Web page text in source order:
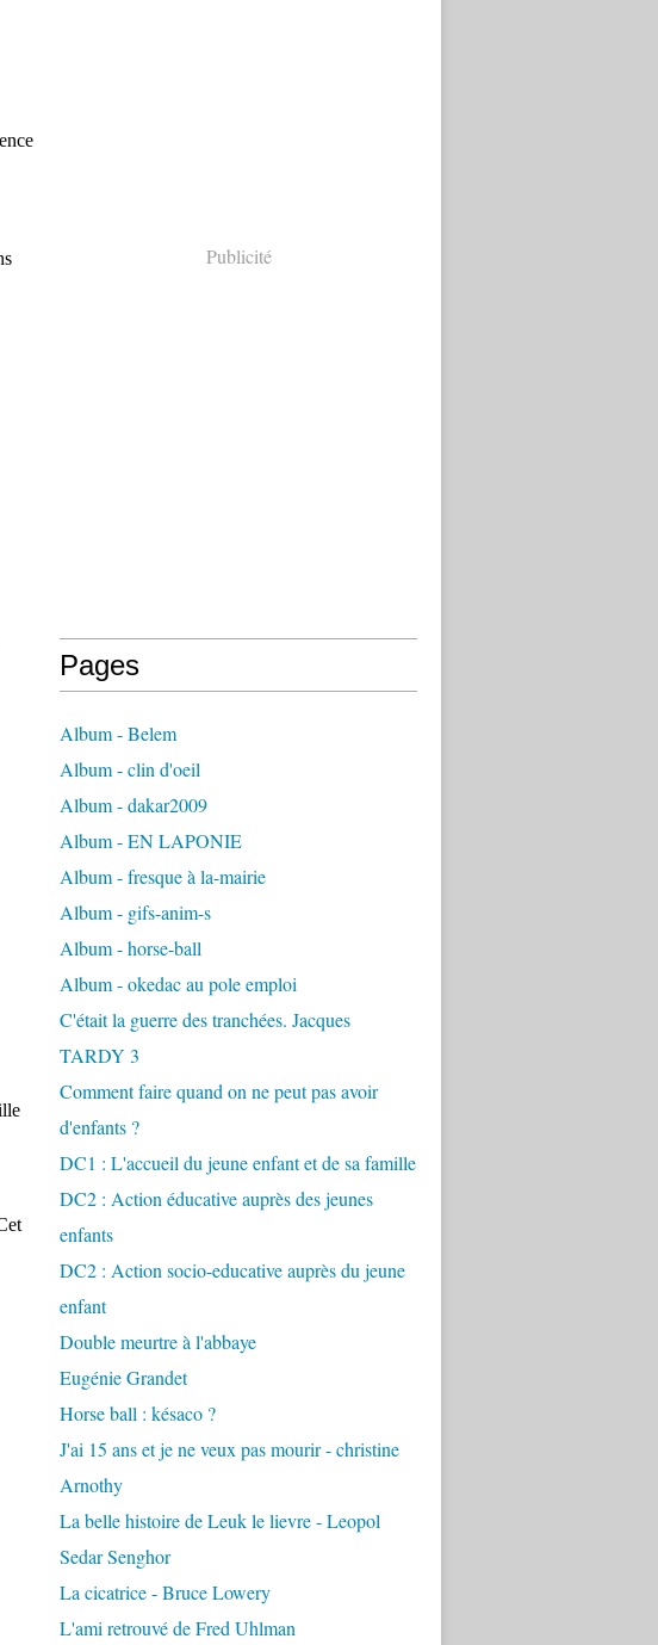
Publicité
Pages
Album - Belem
Album - clin d'oeil
Album - dakar2009
Album - EN LAPONIE
Album - fresque à la-mairie
Album - gifs-anim-s
Album - horse-ball
Album - okedac au pole emploi
C'était la guerre des tranchées. Jacques
TARDY 3
Comment faire quand on ne peut pas avoir
d'enfants ?
DC1 : L'accueil du jeune enfant et de sa famille
DC2 : Action éducative auprès des jeunes
enfants
DC2 : Action socio-educative auprès du jeune
enfant
Double meurtre à l'abbaye
Eugénie Grandet
Horse ball : késaco ?
J'ai 15 ans et je ne veux pas mourir - christine
Arnothy
La belle histoire de Leuk le lievre - Leopol
Sedar Senghor
La cicatrice - Bruce Lowery
L'ami retrouvé de Fred Uhlman